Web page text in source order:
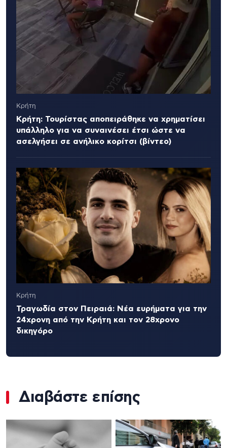
Κρήτη
Κρήτη: Τουρίστας αποπειράθηκε να χρηματίσει
υπάλληλο για να συναινέσει έτσι ώστε να
ασελγήσει σε ανήλικο κορίτσι (βίντεο)
Κρήτη
Τραγωδία στον Πειραιά: Νέα ευρήματα για την
24χρονη από την Κρήτη και τον 28χρονο
δικηγόρο
Διαβάστε επίσης